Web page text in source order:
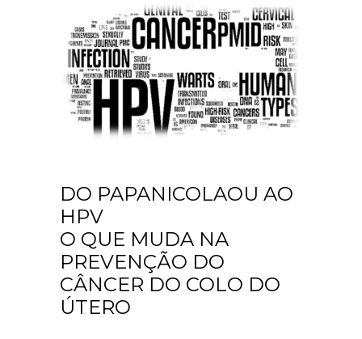
DO PAPANICOLAOU AO
HPV
O QUE MUDA NA
PREVENÇÃO DO
CÂNCER DO COLO DO
ÚTERO